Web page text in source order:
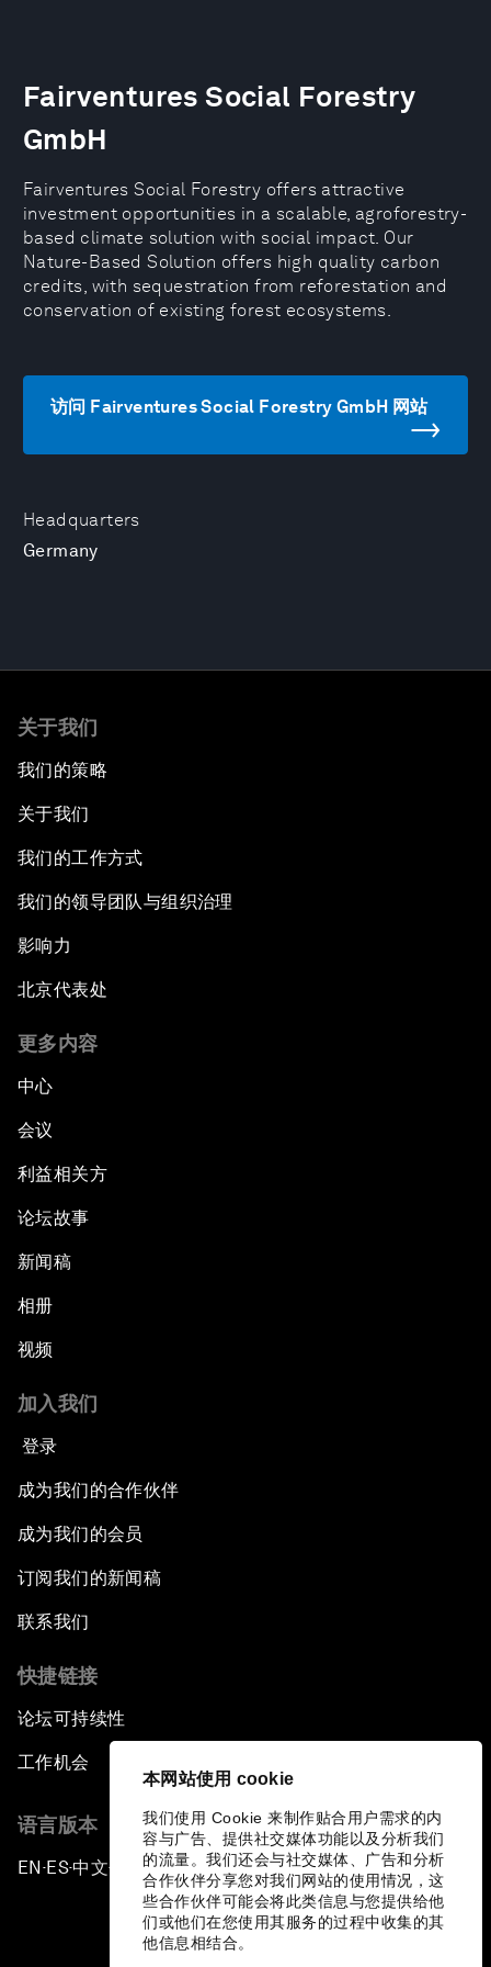
本网站使用 cookie
我们使用 Cookie 来制作贴合用户需求的内
容与广告、提供社交媒体功能以及分析我们
的流量。我们还会与社交媒体、广告和分析
合作伙伴分享您对我们网站的使用情况，这
些合作伙伴可能会将此类信息与您提供给他
们或他们在您使用其服务的过程中收集的其
他信息相结合。
Headquarters
Germany
Fairventures Social Forestry
GmbH
Fairventures Social Forestry offers attractive
investment opportunities in a scalable, agroforestry-
based climate solution with social impact. Our
Nature-Based Solution offers high quality carbon
credits, with sequestration from reforestation and
conservation of existing forest ecosystems.
访问 Fairventures Social Forestry GmbH 网站
关于我们
我们的策略
关于我们
我们的工作方式
我们的领导团队与组织治理
影响力
北京代表处
更多内容
中心
会议
利益相关方
论坛故事
新闻稿
相册
视频
加入我们
登录
成为我们的合作伙伴
成为我们的会员
订阅我们的新闻稿
联系我们
快捷链接
论坛可持续性
工作机会
语言版本
EN ▪ES▪中文▪ 日本語